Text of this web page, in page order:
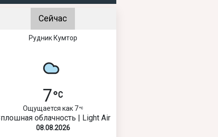
Сейчас
Рудник Кумтор
7
Ощущается как 7
облачность | Light Air
08.08.2026